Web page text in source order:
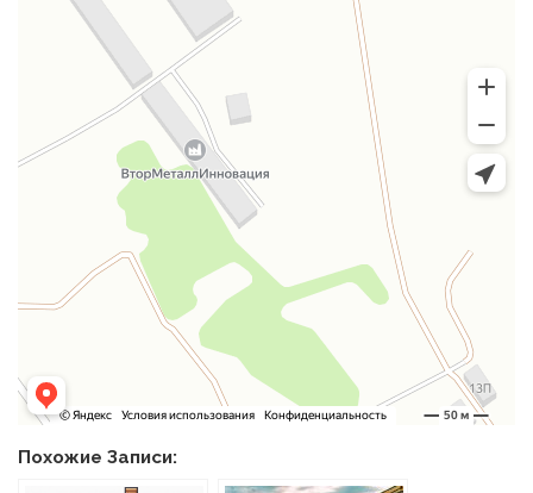
Похожие Записи: